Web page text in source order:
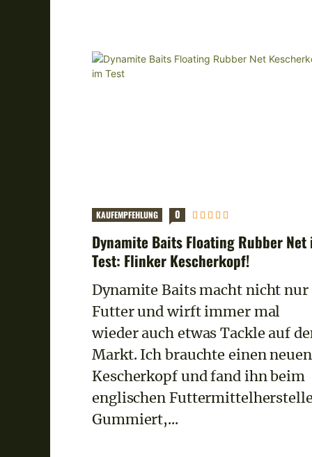
KAUFEMPFEHLUNG 0
Dynamite Baits Floating Rubber Net
Test: Flinker Kescherkopf!
Dynamite Baits macht nicht nur
Futter und wirft immer mal
wieder auch etwas Tackle auf
Markt. Ich brauchte einen neuen
Kescherkopf und fand ihn beim
englischen
Gummiert,...